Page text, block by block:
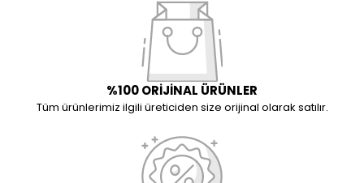
%100 ORİJİNAL ÜRÜNLER
Tüm ürünlerimiz ilgili üreticiden size orijinal olarak satılır.